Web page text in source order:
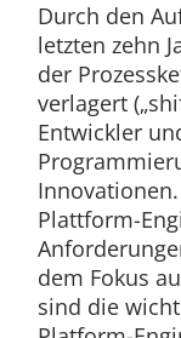
Durch den
letzten zehn
der
verlagert
Entwickler
Plattform-
dem Fokus
sind die